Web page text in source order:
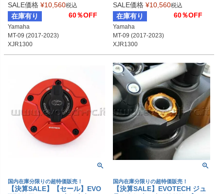
SALE価格 ¥10,560税込
在庫有り 60％OFF
Yamaha
MT-09 (2017-2023)
XJR1300
SALE価格 ¥10,560税込
在庫有り 60％OFF
Yamaha
MT-09 (2017-2023)
XJR1300
YZF-R6 (1999-2011)等
国内在庫分限りの超特価販売！
【決算SALE】【セール】EVO
国内在庫分限りの超特価販売！
【決算SALE】EVOTECH ジュ